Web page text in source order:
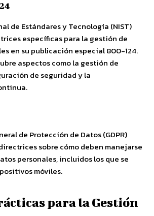
de Estándares y Tecnología (NIST)
específicas para la gestión de
en su publicación especial 800-124.
aspectos como la gestión de
de seguridad y la
de Protección de Datos (GDPR)
sobre cómo deben manejarse
personales, incluidos los que se
móviles.
para la Gestión